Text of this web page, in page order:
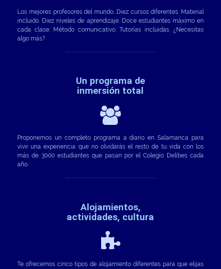
Los mejores profesores del mundo. Diez cursos diferentes. Material
incluido. Diez niveles de aprendizaje. Doce estudiantes máximo en
cada clase. Método comunicativo. Tutorías incluidas. ¿Necesitas
algo más?
Un programa de
inmersión total
=
Proponemos un completo programa a diario en Salamanca para
vivir una experiencia que no olvidarás el resto de tu vida con los
más de 3000 estudiantes que pasan por el Colegio Delibes cada
año.
Alojamientos,
actividades, cultura
B
Te ofrecemos cinco tipos de alojamiento diferentes para que elijas